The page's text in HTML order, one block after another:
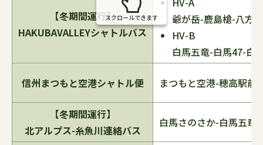
【冬期間運行】
HAKUBAVALLEYシャトルバス
爺が岳-鹿島槍-八方
HV-B
白馬五竜-白馬47-白
信州まつもと空港シャトル便 まつもと空港-穂高駅前
【冬期間運行】
北アルプス-糸魚川連絡バス
白馬さのさか-白馬五竜
スクロールできます